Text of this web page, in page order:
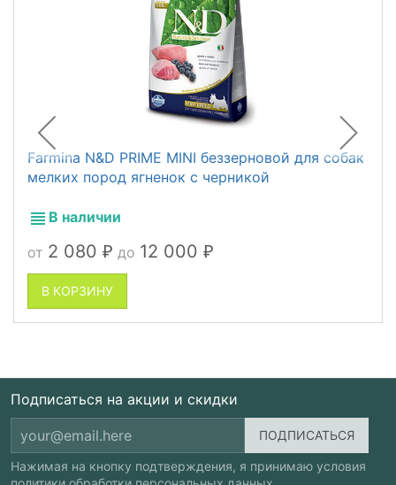
Farmina N&D PRIME MINI беззерновой для собак
мелких пород ягненок с черникой
В наличии
от 2 080 ₽ до 12 000 ₽
В КОРЗИНУ
Подписаться на акции и скидки
Нажимая на кнопку подтверждения, я принимаю условия